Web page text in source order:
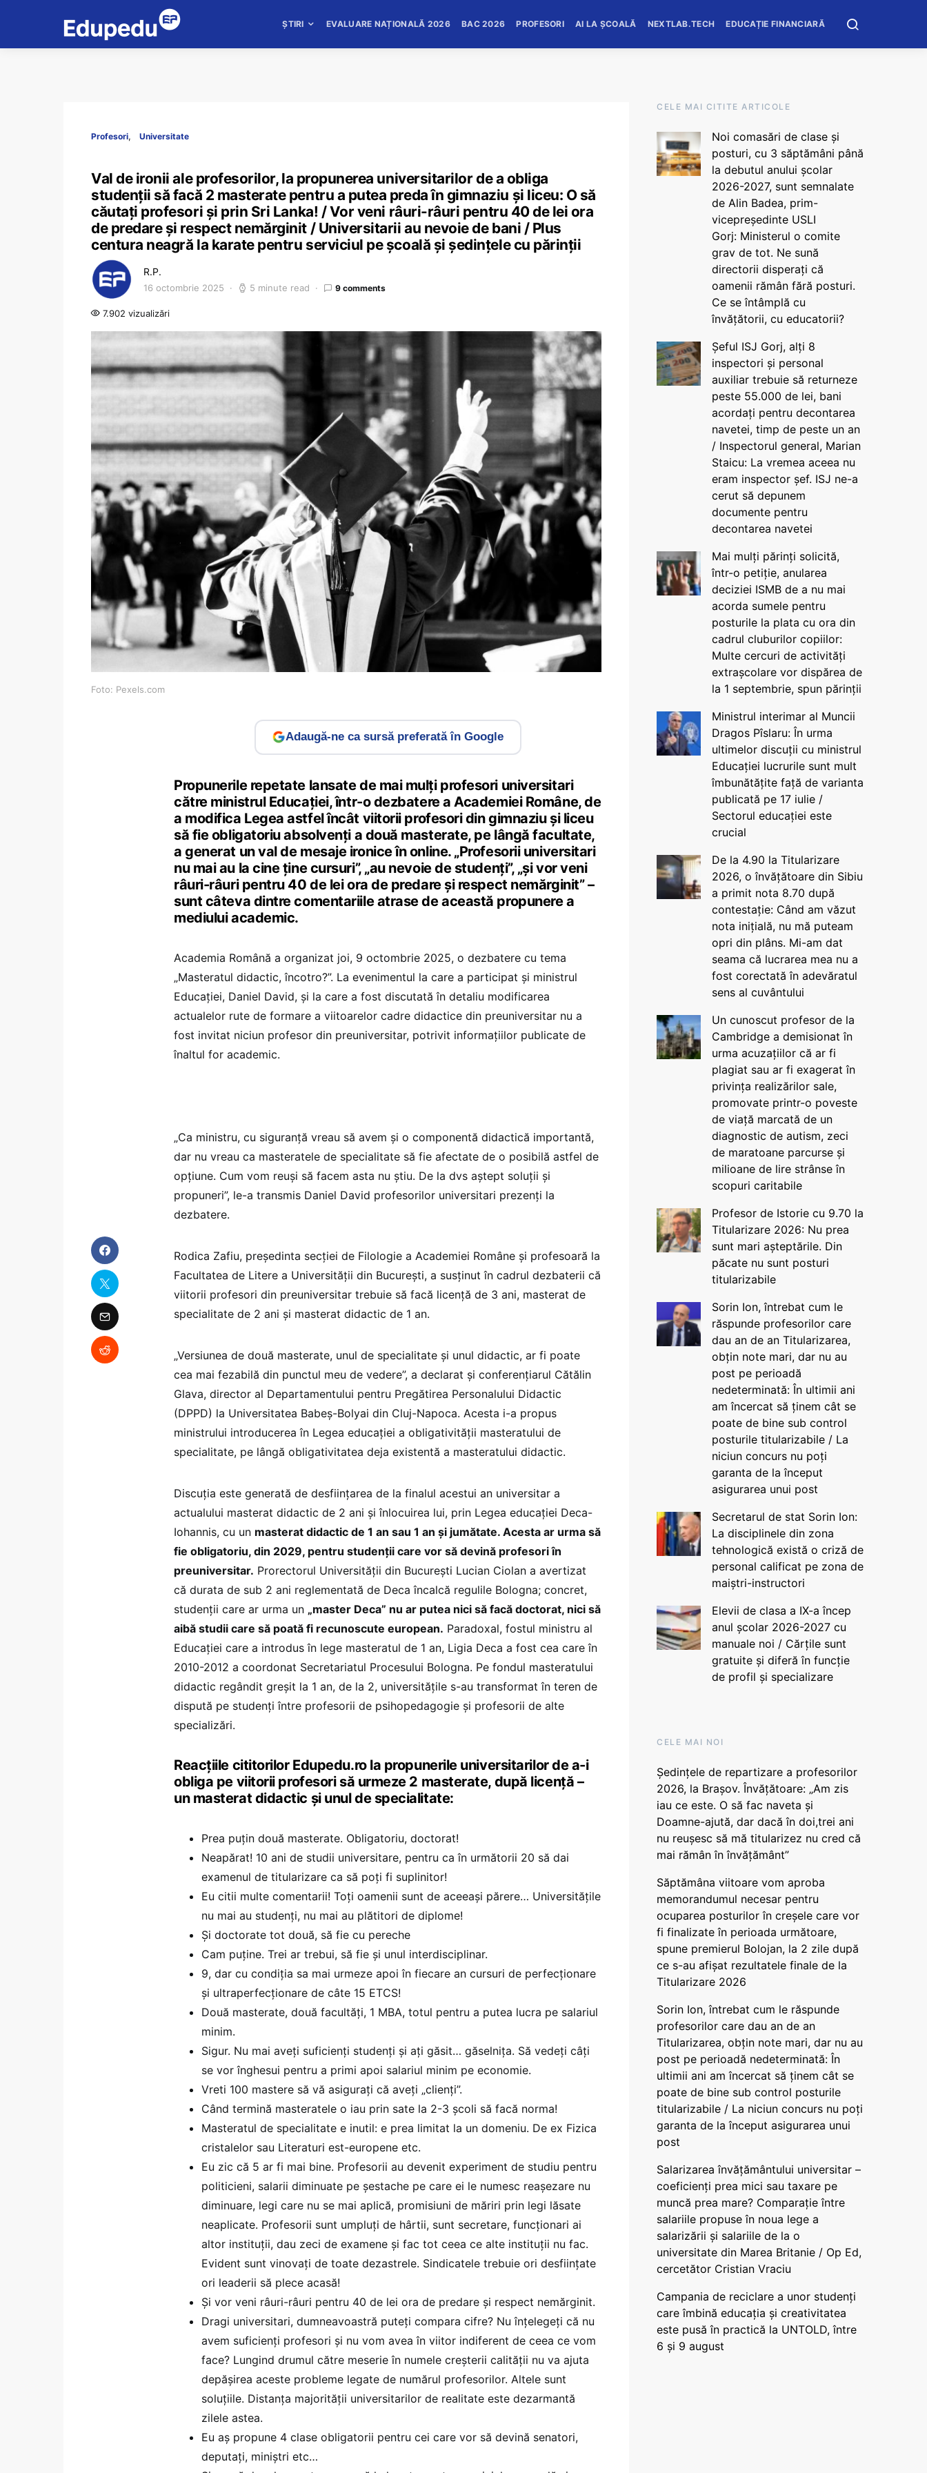
ȘTIRI EVALUARE NAȚIONALĂ 2026 BAC 2026 PROFESORI AI LA ȘCOALĂ NEXTLAB.TECH EDUCAȚIE FINANCIARĂ
Profesori Universitate
Val de ironii ale profesorilor, la propunerea universitarilor de a obliga
studenții să facă 2 masterate pentru a putea preda în gimnaziu și liceu: O să
căutați profesori și prin Sri Lanka! / Vor veni râuri-râuri pentru 40 de lei ora
de predare și respect nemărginit / Universitarii au nevoie de bani / Plus
centura neagră la karate pentru serviciul pe școală și ședințele cu părinții
R.P.
16 octombrie 2025 5 minute read 9 comments
7.902 vizualizări
Foto: Pexels.com
Adaugă-ne ca sursă preferată în Google
Propunerile repetate lansate de mai mulți profesori universitari
către ministrul Educației, într-o dezbatere a Academiei Române, de
a modifica Legea astfel încât viitorii profesori din gimnaziu și liceu
să fie obligatoriu absolvenți a două masterate, pe lângă facultate,
a generat un val de mesaje ironice în online. „Profesorii universitari
nu mai au la cine ține cursuri”, „au nevoie de studenți”, „și vor veni
râuri-râuri pentru 40 de lei ora de predare și respect nemărginit” –
sunt câteva dintre comentariile atrase de această propunere a
mediului academic.
Academia Română a organizat joi, 9 octombrie 2025, o dezbatere cu tema
„Masteratul didactic, încotro?”. La evenimentul la care a participat și ministrul
Educației, Daniel David, și la care a fost discutată în detaliu modificarea
actualelor rute de formare a viitoarelor cadre didactice din preuniversitar nu a
fost invitat niciun profesor din preuniversitar, potrivit informațiilor publicate de
înaltul for academic.
„Ca ministru, cu siguranță vreau să avem și o componentă didactică importantă,
dar nu vreau ca masteratele de specialitate să fie afectate de o posibilă astfel de
opțiune. Cum vom reuși să facem asta nu știu. De la dvs aștept soluții și
propuneri”, le-a transmis Daniel David profesorilor universitari prezenți la
dezbatere.
Rodica Zafiu, președinta secției de Filologie a Academiei Române și profesoară la
Facultatea de Litere a Universității din București, a susținut în cadrul dezbaterii că
viitorii profesori din preuniversitar trebuie să facă licență de 3 ani, masterat de
specialitate de 2 ani și masterat didactic de 1 an.
„Versiunea de două masterate, unul de specialitate și unul didactic, ar fi poate
cea mai fezabilă din punctul meu de vedere”, a declarat și conferențiarul Cătălin
Glava, director al Departamentului pentru Pregătirea Personalului Didactic
(DPPD) la Universitatea Babeș-Bolyai din Cluj-Napoca. Acesta i-a propus
ministrului introducerea în Legea educației a obligativității masteratului de
specialitate, pe lângă obligativitatea deja existentă a masteratului didactic.
Discuția este generată de desființarea de la finalul acestui an universitar a
actualului masterat didactic de 2 ani și înlocuirea lui, prin Legea educației Deca-
Iohannis, cu un masterat didactic de 1 an sau 1 an și jumătate. Acesta ar urma să
fie obligatoriu, din 2029, pentru studenții care vor să devină profesori în
preuniversitar. Prorectorul Universității din București Lucian Ciolan a avertizat
că durata de sub 2 ani reglementată de Deca încalcă regulile Bologna; concret,
studenții care ar urma un „master Deca” nu ar putea nici să facă doctorat, nici să
aibă studii care să poată fi recunoscute european. Paradoxal, fostul ministru al
Educației care a introdus în lege masteratul de 1 an, Ligia Deca a fost cea care în
2010-2012 a coordonat Secretariatul Procesului Bologna. Pe fondul masteratului
didactic regândit greșit la 1 an, de la 2, universitățile s-au transformat în teren de
dispută pe studenți între profesorii de psihopedagogie și profesorii de alte
specializări.
Reacțiile cititorilor Edupedu.ro la propunerile universitarilor de a-i
obliga pe viitorii profesori să urmeze 2 masterate, după licență –
un masterat didactic și unul de specialitate:
Prea puțin două masterate. Obligatoriu, doctorat!
Neapărat! 10 ani de studii universitare, pentru ca în următorii 20 să dai
examenul de titularizare ca să poți fi suplinitor!
Eu citii multe comentarii! Toți oamenii sunt de aceeași părere… Universitățile
nu mai au studenți, nu mai au plătitori de diplome!
Și doctorate tot două, să fie cu pereche
Cam puține. Trei ar trebui, să fie și unul interdisciplinar.
9, dar cu condiția sa mai urmeze apoi în fiecare an cursuri de perfecționare
și ultraperfecționare de câte 15 ETCS!
Două masterate, două facultăți, 1 MBA, totul pentru a putea lucra pe salariul
minim.
Sigur. Nu mai aveți suficienți studenți și ați găsit… găselnița. Să vedeți câți
se vor înghesui pentru a primi apoi salariul minim pe economie.
Vreti 100 mastere să vă asigurați că aveți „clienți”.
Când termină masteratele o iau prin sate la 2-3 școli să facă norma!
Masteratul de specialitate e inutil: e prea limitat la un domeniu. De ex Fizica
cristalelor sau Literaturi est-europene etc.
Eu zic că 5 ar fi mai bine. Profesorii au devenit experiment de studiu pentru
politicieni, salarii diminuate pe șestache pe care ei le numesc reașezare nu
diminuare, legi care nu se mai aplică, promisiuni de măriri prin legi lăsate
neaplicate. Profesorii sunt umpluți de hârtii, sunt secretare, funcționari ai
altor instituții, dau zeci de examene și fac tot ceea ce alte instituții nu fac.
Evident sunt vinovați de toate dezastrele. Sindicatele trebuie ori desființate
ori leaderii să plece acasă!
Și vor veni râuri-râuri pentru 40 de lei ora de predare și respect nemărginit.
Dragi universitari, dumneavoastră puteți compara cifre? Nu înțelegeți că nu
avem suficienți profesori și nu vom avea în viitor indiferent de ceea ce vom
face? Lungind drumul către meserie în numele creșterii calității nu va ajuta
depășirea aceste probleme legate de numărul profesorilor. Altele sunt
soluțiile. Distanța majorității universitarilor de realitate este dezarmantă
zilele astea.
Eu aș propune 4 clase obligatorii pentru cei care vor să devină senatori,
deputați, miniștri etc…
CELE MAI CITITE ARTICOLE
Noi comasări de clase și
posturi, cu 3 săptămâni până
la debutul anului școlar
2026-2027, sunt semnalate
de Alin Badea, prim-
vicepreședinte USLI
Gorj: Ministerul o comite
grav de tot. Ne sună
directorii disperați că
oamenii rămân fără posturi.
Ce se întâmplă cu
învățătorii, cu educatorii?
Șeful ISJ Gorj, alți 8
inspectori și personal
auxiliar trebuie să returneze
peste 55.000 de lei, bani
acordați pentru decontarea
navetei, timp de peste un an
/ Inspectorul general, Marian
Staicu: La vremea aceea nu
eram inspector șef. ISJ ne-a
cerut să depunem
documente pentru
decontarea navetei
Mai mulți părinți solicită,
într-o petiție, anularea
deciziei ISMB de a nu mai
acorda sumele pentru
posturile la plata cu ora din
cadrul cluburilor copiilor:
Multe cercuri de activități
extrașcolare vor dispărea de
la 1 septembrie, spun părinții
Ministrul interimar al Muncii
Dragos Pîslaru: În urma
ultimelor discuții cu ministrul
Educației lucrurile sunt mult
îmbunătățite față de varianta
publicată pe 17 iulie /
Sectorul educației este
crucial
De la 4.90 la Titularizare
2026, o învățătoare din Sibiu
a primit nota 8.70 după
contestație: Când am văzut
nota inițială, nu mă puteam
opri din plâns. Mi-am dat
seama că lucrarea mea nu a
fost corectată în adevăratul
sens al cuvântului
Un cunoscut profesor de la
Cambridge a demisionat în
urma acuzațiilor că ar fi
plagiat sau ar fi exagerat în
privința realizărilor sale,
promovate printr-o poveste
de viață marcată de un
diagnostic de autism, zeci
de maratoane parcurse și
milioane de lire strânse în
scopuri caritabile
Profesor de Istorie cu 9.70 la
Titularizare 2026: Nu prea
sunt mari așteptările. Din
păcate nu sunt posturi
titularizabile
Sorin Ion, întrebat cum le
răspunde profesorilor care
dau an de an Titularizarea,
obțin note mari, dar nu au
post pe perioadă
nedeterminată: În ultimii ani
am încercat să ținem cât se
poate de bine sub control
posturile titularizabile / La
niciun concurs nu poți
garanta de la început
asigurarea unui post
Secretarul de stat Sorin Ion:
La disciplinele din zona
tehnologică există o criză de
personal calificat pe zona de
maiștri-instructori
Elevii de clasa a IX-a încep
anul școlar 2026-2027 cu
manuale noi / Cărțile sunt
gratuite și diferă în funcție
de profil și specializare
CELE MAI NOI
Ședințele de repartizare a profesorilor
2026, la Brașov. Învățătoare: „Am zis
iau ce este. O să fac naveta și
Doamne-ajută, dar dacă în doi,trei ani
nu reușesc să mă titularizez nu cred că
mai rămân în învățământ”
Săptămâna viitoare vom aproba
memorandumul necesar pentru
ocuparea posturilor în creșele care vor
fi finalizate în perioada următoare,
spune premierul Bolojan, la 2 zile după
ce s-au afișat rezultatele finale de la
Titularizare 2026
Sorin Ion, întrebat cum le răspunde
profesorilor care dau an de an
Titularizarea, obțin note mari, dar nu au
post pe perioadă nedeterminată: În
ultimii ani am încercat să ținem cât se
poate de bine sub control posturile
titularizabile / La niciun concurs nu poți
garanta de la început asigurarea unui
post
Salarizarea învățământului universitar –
coeficienți prea mici sau taxare pe
muncă prea mare? Comparație între
salariile propuse în noua lege a
salarizării și salariile de la o
universitate din Marea Britanie / Op Ed,
cercetător Cristian Vraciu
Campania de reciclare a unor studenți
care îmbină educația și creativitatea
este pusă în practică la UNTOLD, între
6 și 9 august